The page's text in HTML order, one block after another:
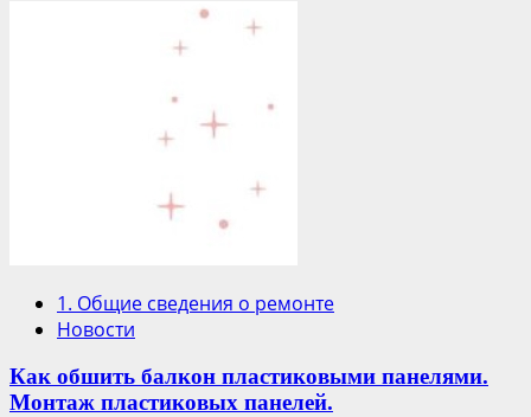
1. Общие сведения о ремонте
Новости
Как обшить балкон пластиковыми панелями.
Монтаж пластиковых панелей.